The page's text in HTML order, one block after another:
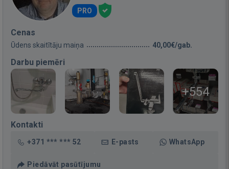
PRO
Cenas
Ūdens skaitītāju maiņa 40,00€/gab.
Darbu piemēri
+554
Kontakti
+371 *** *** 52 E-pasts WhatsApp
Piedāvāt pasūtījumu